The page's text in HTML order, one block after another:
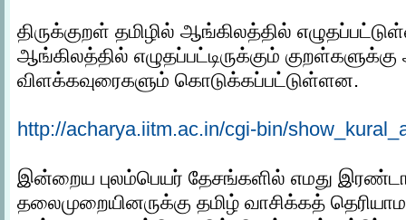
திருக்குறள் தமிழில் ஆங்கிலத்தில்
ஆங்கிலத்தில் எழுதப்பட்டிருக்கும்
விளக்கவுரைகளும் கொடுக்கப்பட்டுள்ளன.
http://acharya.iitm.ac.in/cgi-bin/
இன்றைய புலம்பெயர் தேசங்களில் எமது
தலைமுறையினருக்கு தமிழ் வாசிக்கத்